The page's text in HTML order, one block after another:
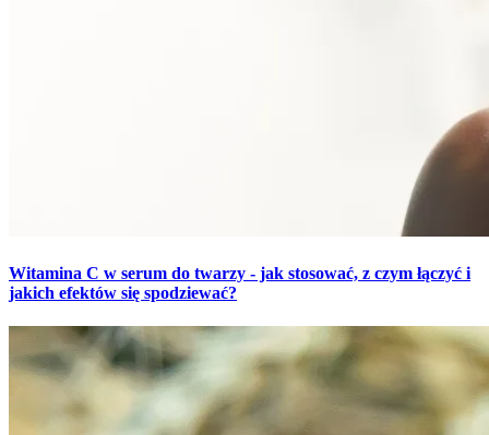
Witamina C w serum do twarzy - jak stosować, z czym łączyć i
jakich efektów się spodziewać?